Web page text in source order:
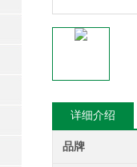
详细介绍
品牌